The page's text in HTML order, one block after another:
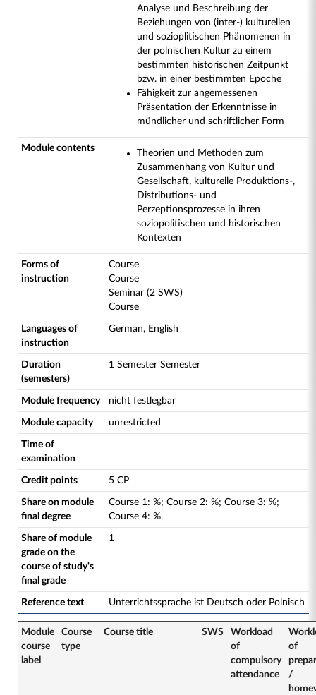
Analyse und Beschreibung der
Beziehungen von (inter-) kulturellen
und sozioplitischen Phänomenen in
der polnischen Kultur zu einem
bestimmten historischen Zeitpunkt
bzw. in einer bestimmten Epoche
Fähigkeit zur angemessenen
Präsentation der Erkenntnisse in
mündlicher und schriftlicher Form
Module contents
Theorien und Methoden zum
Zusammenhang von Kultur und
Gesellschaft, kulturelle Produktions-,
Distributions- und
Perzeptionsprozesse in ihren
soziopolitischen und historischen
Kontexten
Forms of
instruction
Course
Course
Seminar (2 SWS)
Course
Languages of
instruction
German, English
Duration
(semesters)
1 Semester Semester
Module frequency nicht festlegbar
Module capacity unrestricted
Time of
examination
Credit points 5 CP
Share on module
final degree
Course 1: %; Course 2: %; Course 3: %;
Course 4: %.
Share of module
grade on the
course of study's
final grade
1
Reference text Unterrichtssprache ist Deutsch oder Polnisch
Module
course
label
Course
type
Course title SWS
Workload
of
compulsory
attendance
of
/